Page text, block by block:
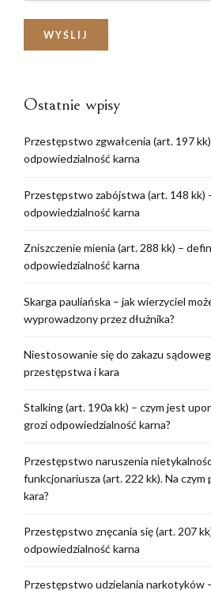
Ostatnie wpisy
Przestępstwo zgwałcenia (art. 197
odpowiedzialność karna
Przestępstwo zabójstwa (art. 148 kk)
odpowiedzialność karna
Zniszczenie mienia (art. 288 kk) –
odpowiedzialność karna
Skarga pauliańska – jak wierzyciel
wyprowadzony przez dłużnika?
Niestosowanie się do zakazu
przestępstwa i kara
Stalking (art. 190a kk) – czym jest
grozi odpowiedzialność karna?
Przestępstwo naruszenia
funkcjonariusza (art. 222 kk). Na czym
kara?
Przestępstwo znęcania się (art. 207
odpowiedzialność karna
Przestępstwo udzielania narkotyków